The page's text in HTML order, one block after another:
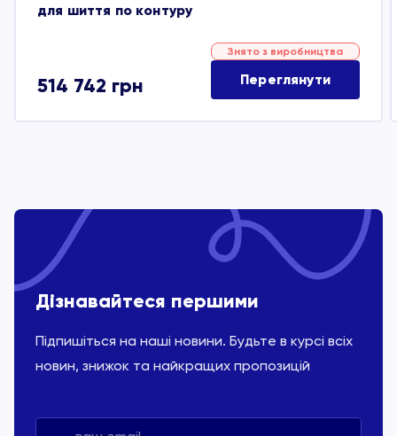
для шиття по контуру
514 742 грн
Знято з виробництва
Переглянути
Дізнавайтеся першими
Підпишіться на наші новини. Будьте в курсі всіх
новин, знижок та найкращих пропозицій